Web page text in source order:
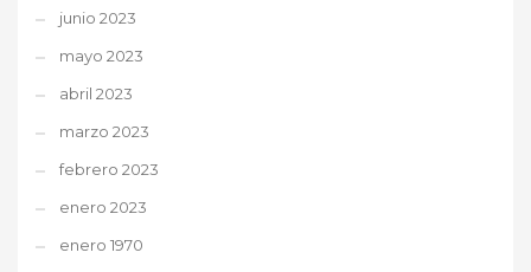
junio 2023
mayo 2023
abril 2023
marzo 2023
febrero 2023
enero 2023
enero 1970